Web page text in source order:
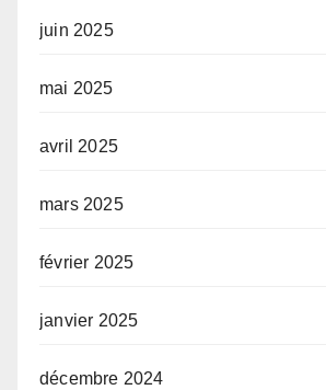
juin 2025
mai 2025
avril 2025
mars 2025
février 2025
janvier 2025
décembre 2024